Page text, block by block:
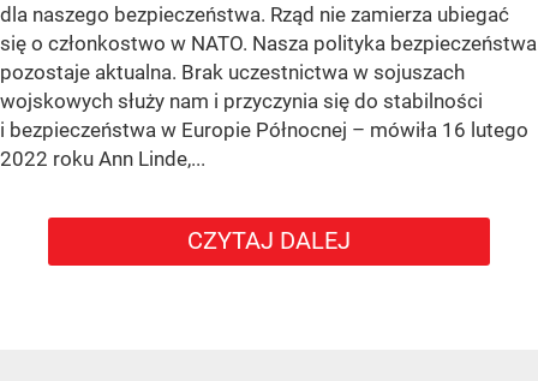
dla naszego bezpieczeństwa. Rząd nie zamierza ubiegać
się o członkostwo w NATO. Nasza polityka bezpieczeństwa
pozostaje aktualna. Brak uczestnictwa w sojuszach
wojskowych służy nam i przyczynia się do stabilności
i bezpieczeństwa w Europie Północnej – mówiła 16 lutego
2022 roku Ann Linde,...
CZYTAJ DALEJ